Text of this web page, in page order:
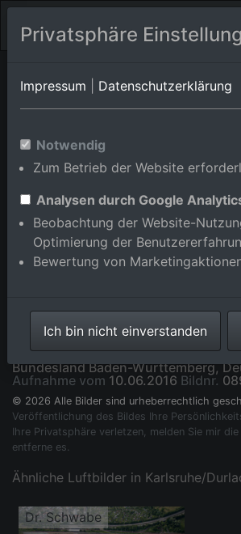
Orts-Album von Karlsruhe/Durlach
Württemberg,Deutschland
Im Shop bestellen
Dr. Schwabe im Ortsteil Durlach in
Bundesland Baden-Württemberg,
Aufnahme vom 10.06.2016 Bildnr.
© 2026 Alle Bilder sind urheberrechtlich
Veröffentlichung des Bildes Ihre
Ihre Privatsphäre verletzen, melden Sie mir
entferne es.
Ähnliche Luftbilder in Karlsruhe/
Dr. Schwabe
Privatsphäre
Impressum Datenschutzerklärung
Notwendig
Zum Betrieb der Website
Analysen durch Google
Beobachtung der Website-
Optimierung der
Bewertung von
Ich bin nicht einverstanden